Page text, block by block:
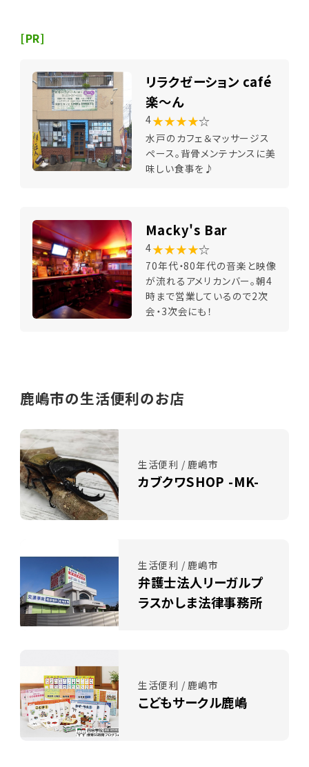
[PR]
リラクゼーション café
楽～ん
4★★★★☆
水戸のカフェ＆マッサージス
ペース。背骨メンテナンスに美
味しい食事を♪
Macky's Bar
4★★★★☆
70年代・80年代の音楽と映像
が流れるアメリカンバー。朝4
時まで営業しているので2次
会・3次会にも！
鹿嶋市の生活便利のお店
生活便利 / 鹿嶋市
カブクワSHOP -MK-
生活便利 / 鹿嶋市
弁護士法人リーガルプ
ラスかしま法律事務所
生活便利 / 鹿嶋市
こどもサークル鹿嶋